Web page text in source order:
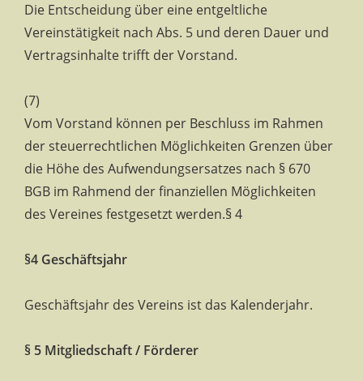
Die Entscheidung über eine entgeltliche
Vereinstätigkeit nach Abs. 5 und deren Dauer und
Vertragsinhalte trifft der Vorstand.
(7)
Vom Vorstand können per Beschluss im Rahmen
der steuerrechtlichen Möglichkeiten Grenzen über
die Höhe des Aufwendungsersatzes nach § 670
BGB im Rahmend der finanziellen Möglichkeiten
des Vereines festgesetzt werden.§ 4
§4 Geschäftsjahr
Geschäftsjahr des Vereins ist das Kalenderjahr.
§ 5 Mitgliedschaft / Förderer